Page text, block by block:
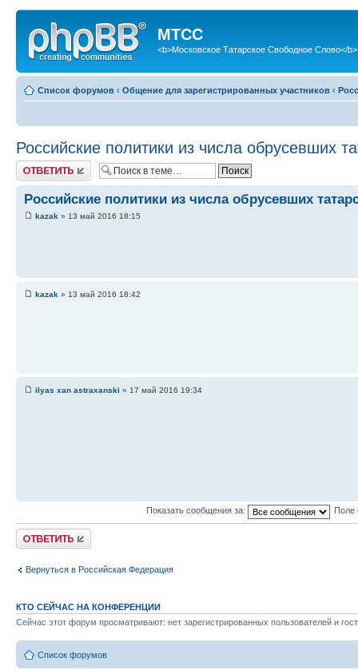
МТСС
<b>Московское Татарское Свободное Слово</b>
Список форумов ‹ Общение для зарегистрированных участников ‹
Российские политики из числа обрусевших
Ответить
Российские политики из числа обрусевших
kazak » 13 май 2016 18:15
kazak » 13 май 2016 18:42
ilyas xan astraxanski » 17 май 2016 19:34
Показать сообщения за: Поле
Ответить
Вернуться в Российская Федерация
КТО СЕЙЧАС НА КОНФЕРЕНЦИИ
Сейчас этот форум просматривают: нет зарегистрированных пользователей и
Список форумов